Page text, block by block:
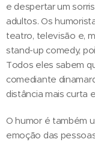
e despertar um
adultos. Os
teatro, televisão e,
stand-up comedy,
Todos eles sabem
comediante
distância mais curta
O humor é também
emoção das